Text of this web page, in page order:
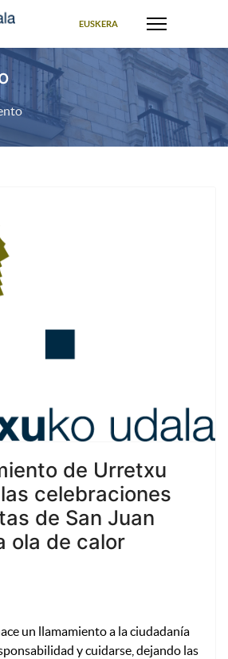
EUSKERA
de Urretxu
celebraciones
de San Juan
ola de calor
un llamamiento a la ciudadanía
y cuidarse, dejando las